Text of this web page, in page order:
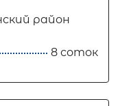
район
8 соток